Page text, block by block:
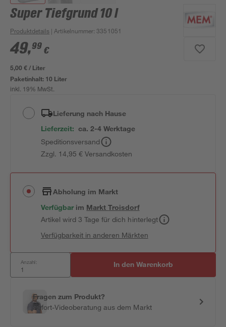
Super Tiefgrund 10 l
Produktdetails | Artikelnummer:3351051
49,99 €
5,00 € / Liter
Paketinhalt: 10 Liter
inkl. 19% MwSt.
Lieferung nach Hause
Lieferzeit: ca. 2-4 Werktage
Speditionsversand
Zzgl. 14,95 € Versandkosten
Abholung im Markt
Verfügbar im MarktTroisdorf
Artikel wird 3 Tage für dich hinterlegt
Verfügbarkeit in anderen Märkten
Anzahl: In den Warenkorb
Fragen zum Produkt?
Sofort-Videoberatung aus dem Markt